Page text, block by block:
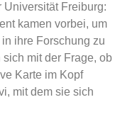
Freiburg:
kamen vorbei, um
ihre Forschung zu
mit der Frage, ob
Karte im Kopf
mit dem sie sich